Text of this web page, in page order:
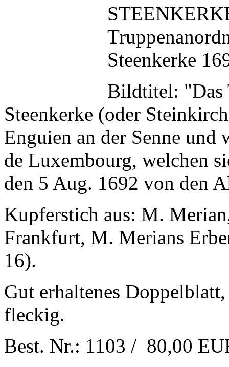
Steenkerke
Bildtitel: "Das
Steenkerke (oder
Enguien an der Senne und
de Luxembourg, welchen
den 5 Aug. 1692 von den
Kupferstich aus: M.
Frankfurt, M. Merians
16).
Gut erhaltenes
fleckig.
Best. Nr.: 1103 / 80,00